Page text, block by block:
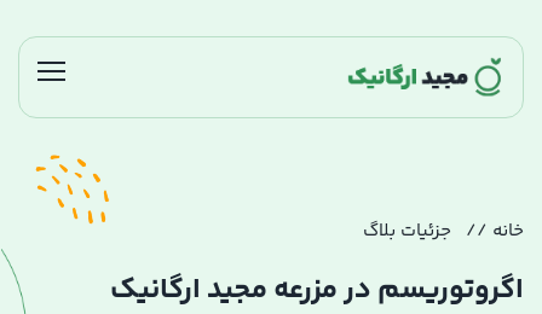
خانه جزئیات بلاگ
اگروتوریسم در مزرعه مجید ارگانیک